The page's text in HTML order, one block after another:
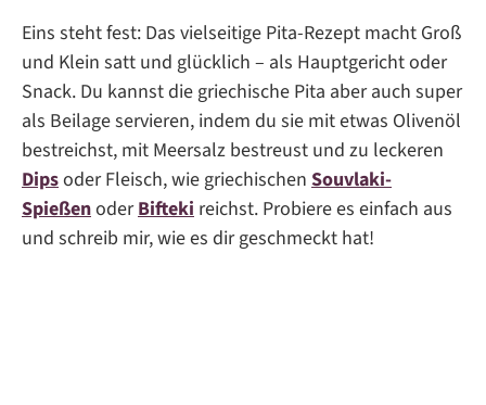
Eins steht fest: Das vielseitige Pita-Rezept macht Groß
und Klein satt und glücklich – als Hauptgericht oder
Snack. Du kannst die griechische Pita aber auch super
als Beilage servieren, indem du sie mit etwas Olivenöl
bestreichst, mit Meersalz bestreust und zu leckeren
Dipsoder Fleisch, wie griechischen Souvlaki-
SpießenoderBifteki reichst. Probiere es einfach aus
und schreib mir, wie es dir geschmeckt hat!